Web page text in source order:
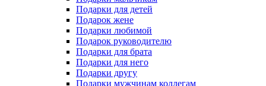
Подарки для детей
Подарок жене
Подарки любимой
Подарок руководителю
Подарки для брата
Подарки для него
Подарки другу
Подарки мужчинам коллегам